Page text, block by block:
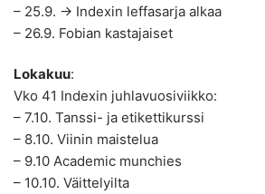
– 25.9. -> Indexin leffasarja alkaa
– 26.9. Fobian kastajaiset
Lokakuu:
Vko 41 Indexin juhlavuosiviikko:
– 7.10. Tanssi- ja etikettikurssi
– 8.10. Viinin maistelua
– 9.10 Academic munchies
– 10.10. Väittelyilta